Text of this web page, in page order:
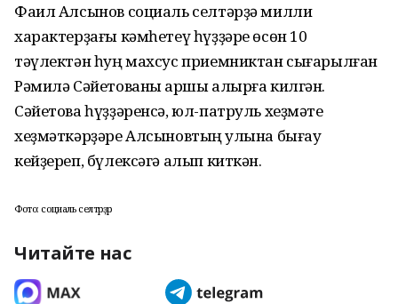
Фаил Алсынов социаль селтәрҙә милли
характерҙағы кәмһетеү һүҙҙәре өсөн 10
тәүлектән һуң махсус приемниктан сығарылған
Рәмилә Сәйетованы ҡаршы алырға килгән.
Сәйетова һүҙҙәренсә, юл-патруль хеҙмәте
хеҙмәткәрҙәре Алсыновтың ҡулына бығау
кейҙереп, бүлексәгә алып киткән.
Фото: социаль селтәрҙәр
Читайте нас